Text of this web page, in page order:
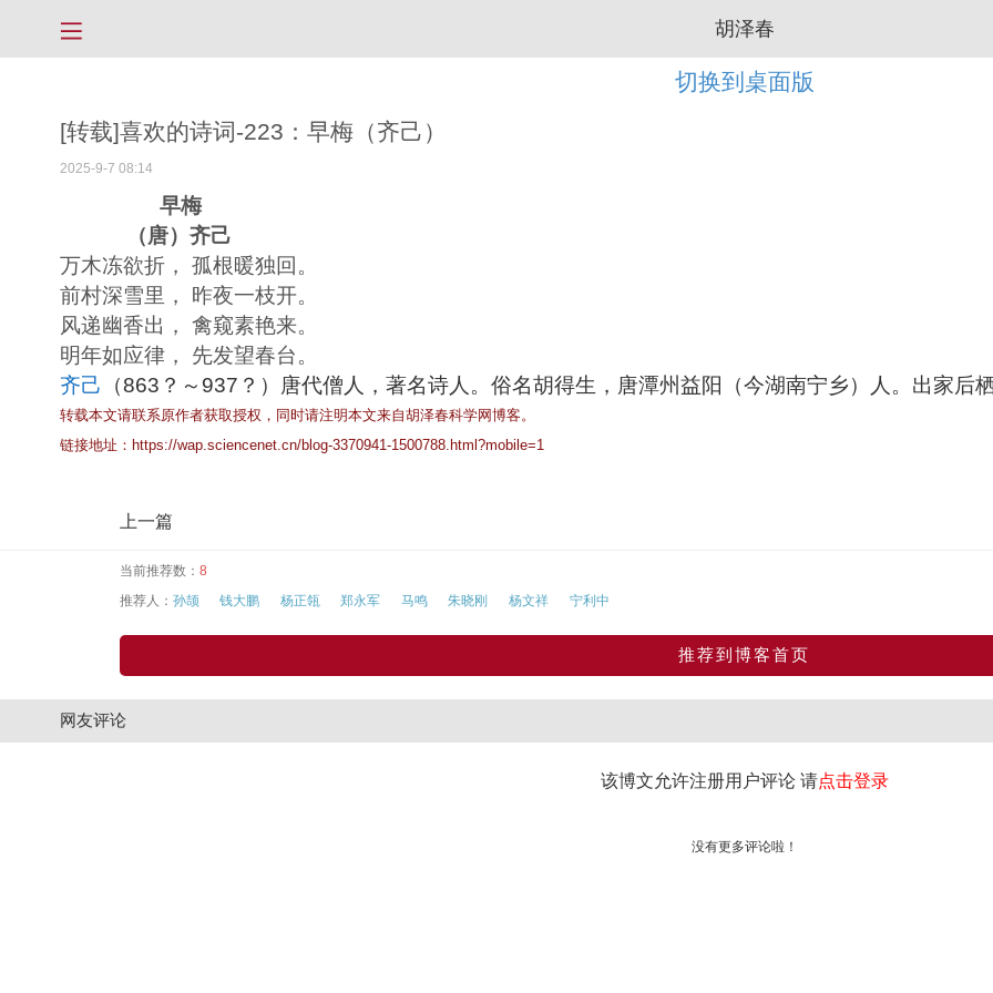
胡泽春
切换到桌面版
[转载]喜欢的诗词-223：早梅（齐己）
2025-9-7 08:14
早梅
（唐）齐己
万木冻欲折， 孤根暖独回 。
前村深雪里， 昨夜一枝开。
风递幽香出， 禽窥素艳来。
明年如应律， 先发望春台。
齐己 （863？～937？）唐代僧人，著名诗人。俗名胡得生，唐潭州益阳（今湖南宁乡）人。出家后
转载本文请联系原作者获取授权，同时请注明本文来自胡泽春科学网博客。
链接地址： https://wap.sciencenet.cn/blog-3370941-1500788.html?mobile=1
上一篇
当前推荐数： 8
推荐人： 孙颉 钱大鹏 杨正瓴 郑永军 马鸣 朱晓刚 杨文祥 宁利中
推荐到博客首页
网友评论
该博文允许注册用户评论 请点击登录
没有更多评论啦！